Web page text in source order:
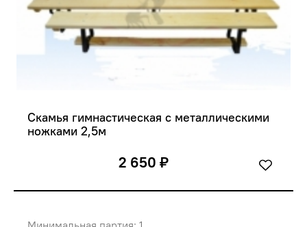
Скамья гимнастическая с металлическими
ножками 2,5м
2 650 ₽